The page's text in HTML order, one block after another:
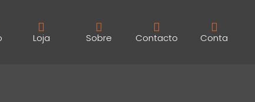
Loja Sobre Contacto Conta